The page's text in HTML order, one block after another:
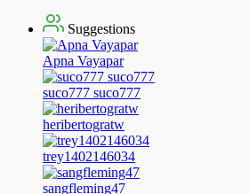
Suggestions
Apna Vayapar
suco777 suco777
heribertogratw
trey1402146034
sangfleming47